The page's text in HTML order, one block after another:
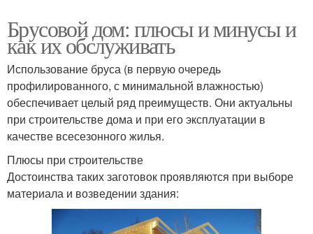
Брусовой дом: плюсы и минусы и
как их обслуживать
Использование бруса (в первую очередь
профилированного, с минимальной влажностью)
обеспечивает целый ряд преимуществ. Они актуальны
при строительстве дома и при его эксплуатации в
качестве всесезонного жилья.
Плюсы при строительстве
Достоинства таких заготовок проявляются при выборе
материала и возведении здания: